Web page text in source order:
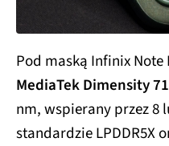
Pod maską Infinix Note
MediaTek Dimensity
nm, wspierany przez 8
standardzie LPDDR5X